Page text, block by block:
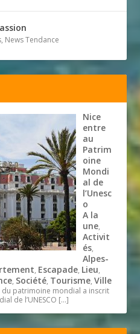
, News Tendance
Nice
entre
au
Patrim
oine
Mondi
al de
l’Unesc
o
A la
une,
Activit
és,
Alpes-
, Escapade, Lieu,
, Société, Tourisme,Ville
du patrimoine mondial a inscrit
de l’UNESCO […]